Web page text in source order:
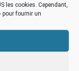
les cookies. Cependant,
pour fournir un